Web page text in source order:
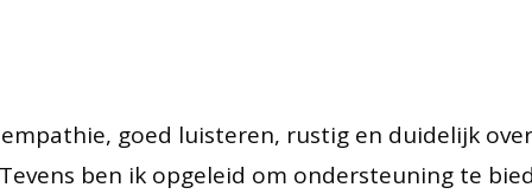
goed luisteren, rustig en duidelijk
ben ik opgeleid om ondersteuning te